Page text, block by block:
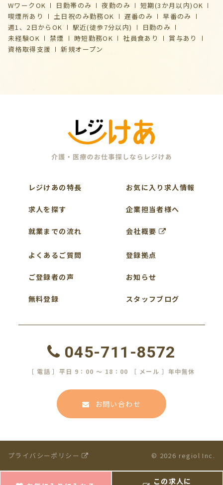
WワークOK
日勤帯のみ 夜勤のみ
短期(3か月以内)OK
喫煙所あり
土日祝のみ勤務OK 遅番のみ
早番のみ
週1、2日からOK
駅近(徒歩7分以内)
日勤のみ
未経験OK
禁煙 時短勤務OK 社員食あり
賞与あり
資格取得支援
新規オープン
この求人に
レジけあの特長
求人を探す
就業までの流れ
よくあるご質問
ご登録者の声
無料登録
お気に入り求人情報
企業担当者様へ
会社概要
登録拠点
お知らせ
スタッフブログ
045-711-8572
［ 電話 ］平日 9：00 ～ 18：00 ［ メール ］年中無休
お問い合わせ
プライバシーポリシー © 2026 regiol Inc.